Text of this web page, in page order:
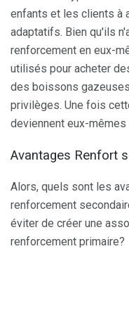
enfants et les clients à
adaptatifs. Bien qu'ils
renforcement en eux-
utilisés pour acheter
des boissons
privilèges. Une fois
deviennent eux-mêmes
Avantages Renfort
Alors, quels sont les
renforcement
éviter de créer une
renforcement primaire?